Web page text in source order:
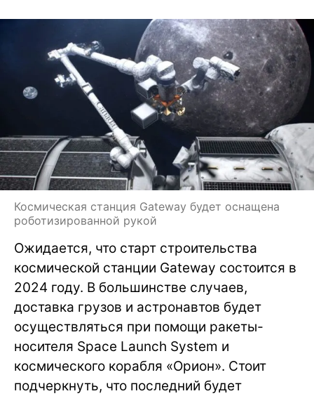
Космическая станция Gateway будет оснащена
роботизированной рукой
Ожидается, что старт строительства
космической станции Gateway состоится в
2024 году. В большинстве случаев,
доставка грузов и астронавтов будет
осуществляться при помощи ракеты-
носителя Space Launch System и
космического корабля «Орион». Стоит
подчеркнуть, что последний будет